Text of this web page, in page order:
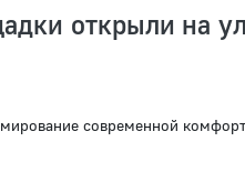
открыли на
современной